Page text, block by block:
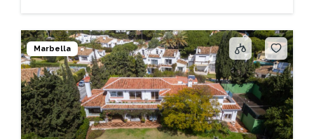
Marbella